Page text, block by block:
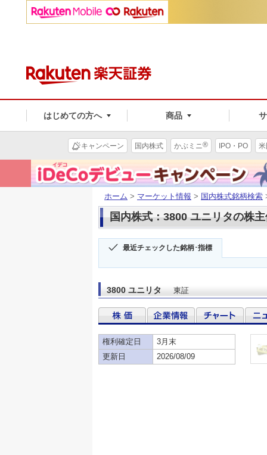
はじめての方へ 商品
キャンペーン 国内株式 かぶミニ® IPO・PO
ホーム > マーケット情報 > 国内株式銘柄検索
国内株式：3800 ユニリタの株
最近チェックした銘柄･指標
3800 ユニリタ 東証
権利確定日
3月末
更新日
2026/08/09